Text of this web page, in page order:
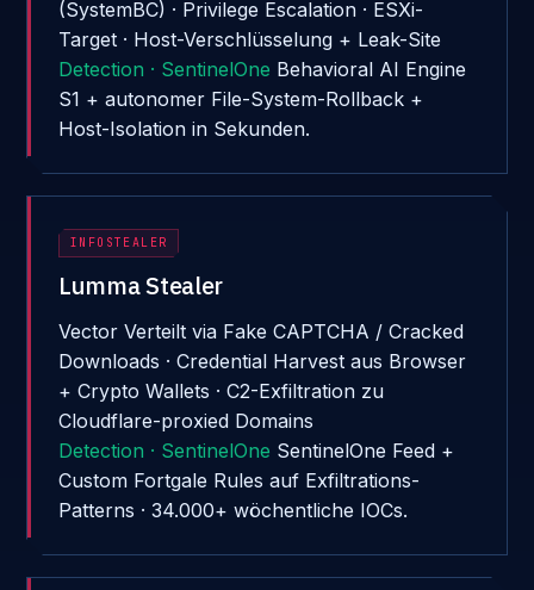
(SystemBC) · Privilege Escalation · ESXi-
Target · Host-Verschlüsselung + Leak-Site
Detection · SentinelOne Behavioral AI Engine
S1 + autonomer File-System-Rollback +
Host-Isolation in Sekunden.
INFOSTEALER
Lumma Stealer
Vector Verteilt via Fake CAPTCHA / Cracked
Downloads · Credential Harvest aus Browser
+ Crypto Wallets · C2-Exfiltration zu
Cloudflare-proxied Domains
Detection · SentinelOne SentinelOne Feed +
Custom Fortgale Rules auf Exfiltrations-
Patterns · 34.000+ wöchentliche IOCs.